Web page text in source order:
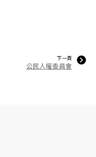
下一頁
公民人權委員會